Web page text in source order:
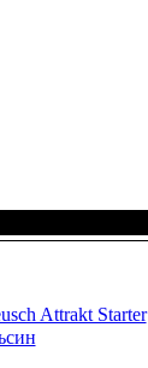
Attrakt Starter